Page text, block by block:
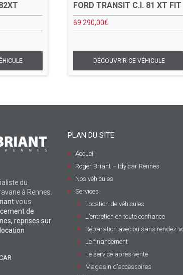
FORD TRANSIT C.I. 81 XT FIT
69 290,00€
du
à Rennes.
vous
de
reprises sur
location
PLAN DU SITE
Accueil
Roger Briant – Idylcar Rennes
Nos véhicules
Services
Location de véhicules
L’entretien en toute confiance
Réparation avec ou sans rendez-
Le financement
Le service après-vente
Magasin d’accessoires